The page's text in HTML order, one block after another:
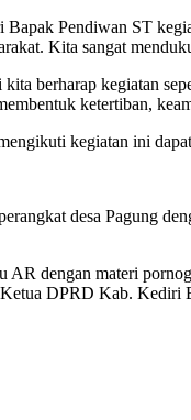
Pendiwan ST
Kita sangat
berharap kegiatan
ketertiban,
kegiatan ini
desa Pagung
dengan materi
DPRD Kab.